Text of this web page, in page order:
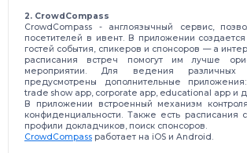
2. CrowdCompass
CrowdCompass - англоязычный сервис,
посетителей в ивент. В приложении
гостей события, спикеров и спонсоров — а
расписания встреч помогут им лучше
мероприятии. Для ведения различных
предусмотрены дополнительные
trade show app, corporate app, educational app и
В приложении встроенный механизм
конфиденциальности. Также есть расписания
профили докладчиков, поиск спонсоров.
CrowdCompass работает на iOS и Android.